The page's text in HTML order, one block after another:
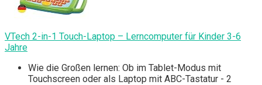
VTech 2-in-1 Touch-Laptop – Lerncomputer für Kinder 3-6
Jahre
Wie die Großen lernen: Ob im Tablet-Modus mit
Touchscreen oder als Laptop mit ABC-Tastatur - 2